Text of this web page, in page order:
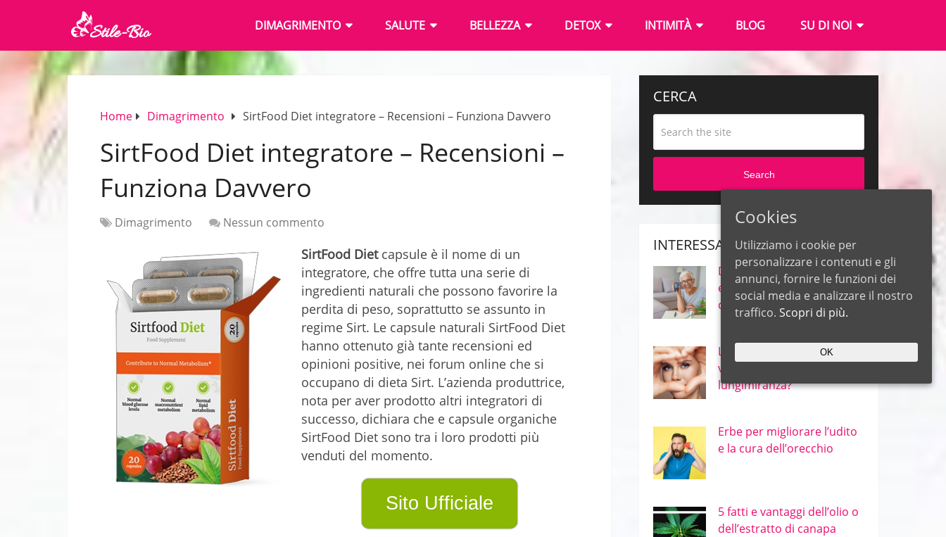
DIMAGRIMENTO SALUTE BELLEZZA DETOX INTIMITÀ BLOG SU DI NOI
Home Dimagrimento SirtFood Diet integratore – Recensioni – Funziona Davvero
SirtFood Diet integratore – Recensioni –
Funziona Davvero
Dimagrimento Nessun commento
SirtFood Dietcapsule è il nome di un
integratore, che offre tutta una serie di
ingredienti naturali che possono favorire la
perdita di peso, soprattutto se assunto in
regime Sirt. Le capsule naturali SirtFood Diet
hanno ottenuto già tante recensioni ed
opinioni positive, nei forum online che si
occupano di dieta Sirt. L’azienda produttrice,
nota per aver prodotto altri integratori di
successo, dichiara che e capsule organiche
SirtFood Diet sono tra i loro prodotti più
venduti del momento.
Sito Ufficiale
CERCA
Search
INTERESSANTE
Diabete – Quali sono le
erbe più efficaci per il
controllo della glicemia?
Le migliori erbe per occhi e
vista – miopia e
lungimiranza?
Erbe per migliorare l’udito
e la cura dell’orecchio
5 fatti e vantaggi dell’olio o
dell’estratto di canapa
Cookies
Utilizziamo i cookie per
personalizzare i contenuti e gli
annunci, fornire le funzioni dei
social media e analizzare il nostro
traffico. Scopri di più.
OK